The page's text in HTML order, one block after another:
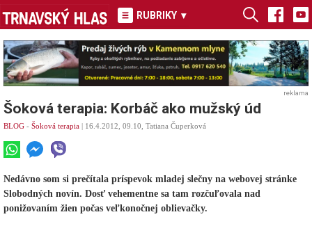
RUBRIKY ▾
reklama
Šoková terapia: Korbáč ako mužský úd
BLOG - Šoková terapia | 16.4.2012, 09.10, Tatiana Čuperková
Nedávno som si prečítala príspevok mladej slečny na webovej stránke
Slobodných novín. Dosť vehementne sa tam rozčuľovala nad
ponižovaním žien počas veľkonočnej oblievačky.